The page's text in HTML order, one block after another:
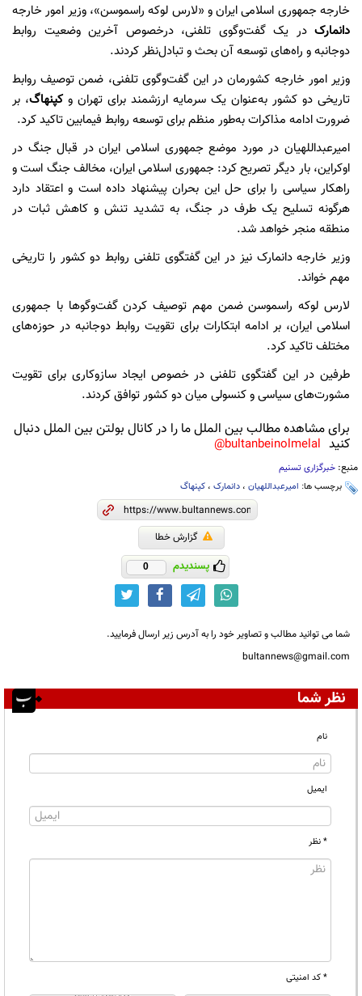
خارجه جمهوری اسلامی ایران و «لارس لوکه راسموسن»، وزیر امور خارجه
دانمارک در یک گفت‌و‌گوی تلفنی، درخصوص آخرین وضعیت روابط
دوجانبه و راه‌های توسعه آن بحث و تبادل‌نظر کردند.
وزیر امور خارجه کشورمان در این گفت‌وگوی تلفنی، ضمن توصیف روابط
تاریخی دو کشور به‌عنوان یک سرمایه ارزشمند برای تهران وکپنهاگ، بر
ضرورت ادامه مذاکرات به‌طور منظم برای توسعه روابط فیمابین تاکید کرد.
امیرعبداللهیان در مورد موضع جمهوری اسلامی ایران در قبال جنگ در
اوکراین، بار دیگر تصریح کرد: جمهوری اسلامی ایران، مخالف جنگ است و
راهکار سیاسی را برای حل این بحران پیشنهاد داده است و اعتقاد دارد
هرگونه تسلیح یک طرف در جنگ، به تشدید تنش و کاهش ثبات در
منطقه منجر خواهد شد.
وزیر خارجه دانمارک نیز در این گفتگوی تلفنی روابط دو کشور را تاریخی
مهم خواند.
لارس لوکه راسموسن ضمن مهم توصیف کردن گفت‌وگوها با جمهوری
اسلامی ایران، بر ادامه ابتکارات برای تقویت روابط دوجانبه در حوزه‌های
مختلف تاکید کرد.
طرفین در این گفتگوی تلفنی در خصوص ایجاد ساز‌و‌کاری برای تقویت
مشورت‌های سیاسی و کنسولی میان دو کشور توافق کردند.
برای مشاهده مطالب بین الملل ما را در کانال بولتن بین الملل دنبال
کنید bultanbeinolmelal@
منبع: خبرگزاری تسنیم
برچسب ها: امیرعبداللهیان ، دانمارک ، کپنهاگ
گزارش خطا
پسندیدم 0
شما می توانید مطالب و تصاویر خود را به آدرس زیر ارسال فرمایید.
bultannews@gmail.com
نظر شما
نام
ایمیل
* نظر
* کد امنیتی